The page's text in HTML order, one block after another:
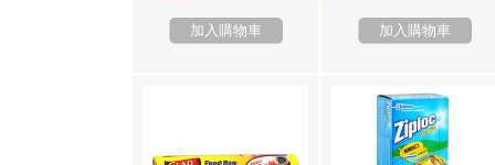
加入購物車 加入購物車